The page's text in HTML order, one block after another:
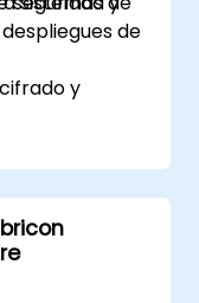
de
y
perimetral
despliegue